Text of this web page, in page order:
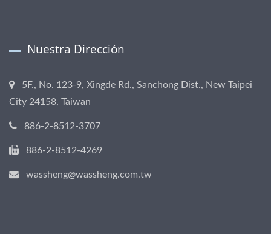
Nuestra Dirección
5F., No. 123-9, Xingde Rd., Sanchong Dist., New Taipei
City 24158, Taiwan
886-2-8512-3707
886-2-8512-4269
wassheng@wassheng.com.tw